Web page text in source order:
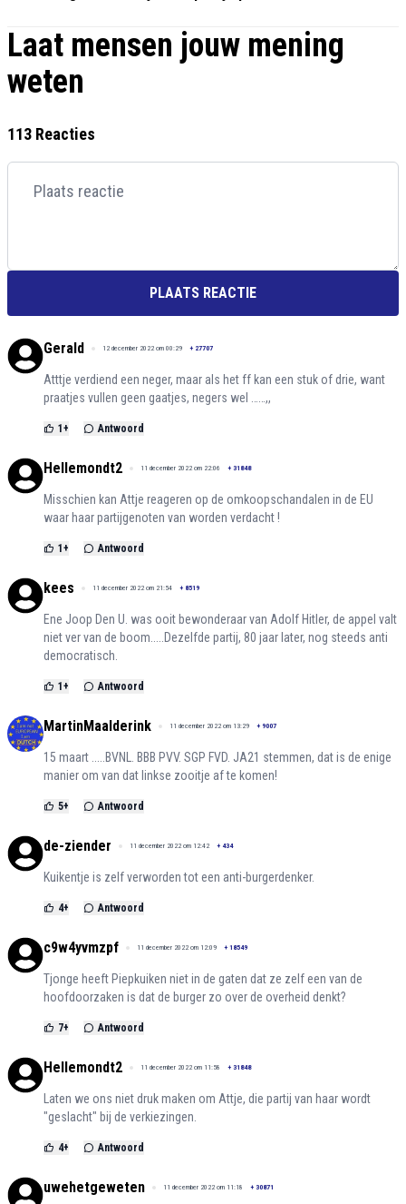
Laat mensen jouw mening
weten
113 Reacties
PLAATS REACTIE
Gerald 12 december 2022 om 00:29 + 27707
Atttje verdiend een neger, maar als het ff kan een stuk of drie, want
praatjes vullen geen gaatjes, negers wel ……,,
1 + Antwoord
Hellemondt2 11 december 2022 om 22:06 + 31848
Misschien kan Attje reageren op de omkoopschandalen in de EU
waar haar partijgenoten van worden verdacht !
1 + Antwoord
kees 11 december 2022 om 21:54 + 8519
Ene Joop Den U. was ooit bewonderaar van Adolf Hitler, de appel valt
niet ver van de boom.....Dezelfde partij, 80 jaar later, nog steeds anti
democratisch.
1 + Antwoord
MartinMaalderink 11 december 2022 om 13:29 + 9007
15 maart .....BVNL. BBB PVV. SGP FVD. JA21 stemmen, dat is de enige
manier om van dat linkse zooitje af te komen!
5+ Antwoord
de-ziender 11 december 2022 om 12:42 + 434
Kuikentje is zelf verworden tot een anti-burgerdenker.
4+ Antwoord
c9w4yvmzpf 11 december 2022 om 12:09 + 18549
Tjonge heeft Piepkuiken niet in de gaten dat ze zelf een van de
hoofdoorzaken is dat de burger zo over de overheid denkt?
7+ Antwoord
Hellemondt2 11 december 2022 om 11:58 + 31848
Laten we ons niet druk maken om Attje, die partij van haar wordt
"geslacht" bij de verkiezingen.
4+ Antwoord
uwehetgeweten 11 december 2022 om 11:18 + 30871